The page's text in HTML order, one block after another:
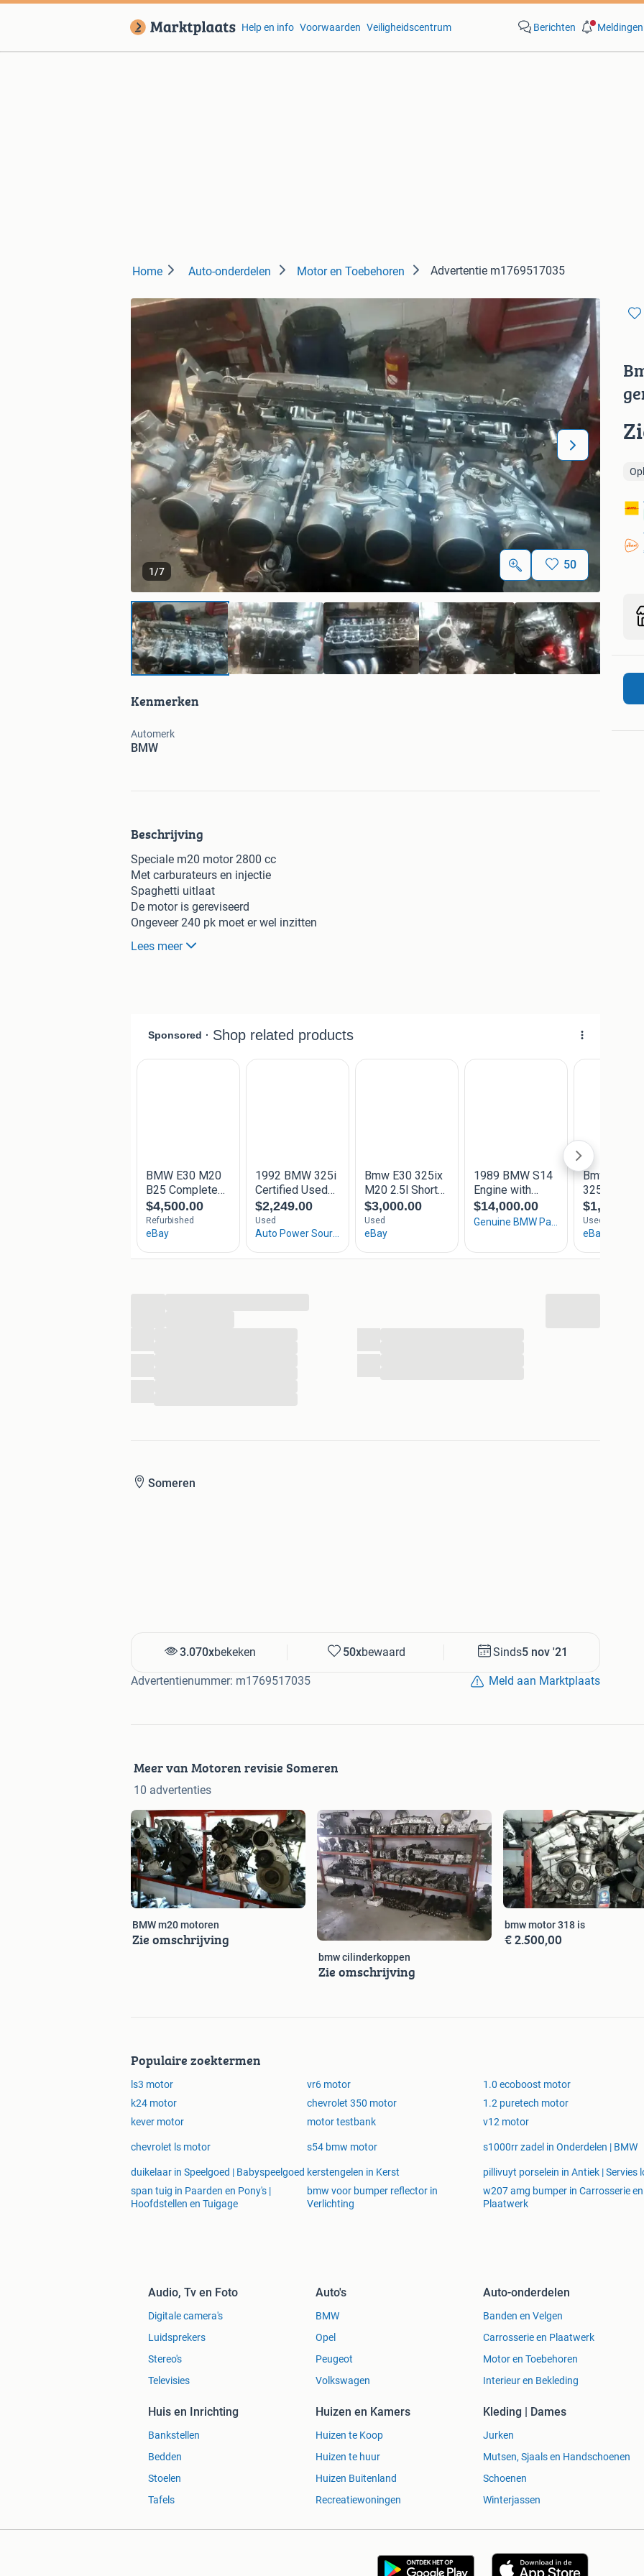
Help en info Voorwaarden Veiligheidscentrum Berichten Meldingen
Home Auto-onderdelen Motor en Toebehoren Advertentie m1769517035
1/7 50
Kenmerken
Automerk
BMW
Beschrijving
Speciale m20 motor 2800 cc
Met carburateurs en injectie
Spaghetti uitlaat
De motor is gereviseerd
Ongeveer 240 pk moet er wel inzitten
De motor kan met kabelboom en 6 versnellingsbak geleverd worden
M20 m30 m40 m10 s50 s54
Lees meer
Someren
3.070xbekeken 50xbewaard Sinds5 nov '21
Advertentienummer: m1769517035 Meld aan Marktplaats
Meer van Motoren revisie Someren
10 advertenties
BMW m20 motoren
Zie omschrijving
bmw cilinderkoppen
Zie omschrijving
bmw motor 318 is
€ 2.500,00
Populaire zoektermen
ls3 motor vr6 motor 1.0 ecoboost motor
k24 motor
chevrolet 350 motor 1.2 puretech motor
kever motor
motor testbank v12 motor
chevrolet ls motor s54 bmw motor s1000rr zadel in Onderdelen | BMW
duikelaar in Speelgoed | Babyspeelgoed kerstengelen in Kerst pillivuyt porselein in Antiek | Servies
span tuig in Paarden en Pony's |
Hoofdstellen en Tuigage
bmw voor bumper reflector in
Verlichting
w207 amg bumper in Carrosserie en
Plaatwerk
Audio, Tv en Foto
Digitale camera's
Luidsprekers
Stereo's
Televisies
Auto's
BMW
Opel
Peugeot
Volkswagen
Auto-onderdelen
Banden en Velgen
Carrosserie en Plaatwerk
Motor en Toebehoren
Interieur en Bekleding
Huis en Inrichting
Bankstellen
Bedden
Stoelen
Tafels
Huizen en Kamers
Huizen te Koop
Huizen te huur
Huizen Buitenland
Recreatiewoningen
Kleding | Dames
Jurken
Mutsen, Sjaals en Handschoenen
Schoenen
Winterjassen